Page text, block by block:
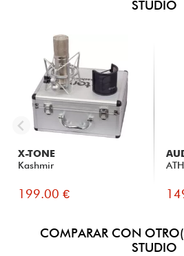
STUDIO
X-TONE
Kashmir
199.00 €
COMPARAR CON
STUDIO